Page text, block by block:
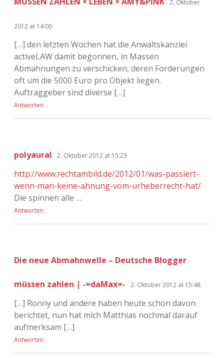
2. Oktober
2012 at 14:00
[…] den letzten Wochen hat die Anwaltskanzlei
activeLAW damit begonnen, in Massen
Abmahnungen zu verschicken, deren Forderungen
oft um die 5000 Euro pro Objekt liegen.
Auftraggeber sind diverse […]
Antworten
polyaural 2. Oktober 2012 at 15:23
http://www.rechtambild.de/2012/01/was-passiert-
wenn-man-keine-ahnung-vom-urheberrecht-hat/
Die spinnen alle …
Antworten
Die neue Abmahnwelle – Deutsche Blogger
müssen zahlen | -=daMax=- 2. Oktober 2012 at 15:48
[…] Ronny und andere haben heute schon davon
berichtet, nun hat mich Matthias nochmal darauf
aufmerksam […]
Antworten